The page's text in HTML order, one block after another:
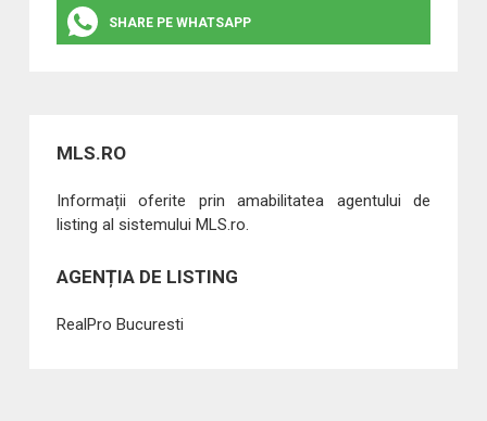
SHARE PE WHATSAPP
MLS.RO
Informații oferite prin amabilitatea agentului de
listing al sistemului MLS.ro.
AGENȚIA DE LISTING
RealPro Bucuresti